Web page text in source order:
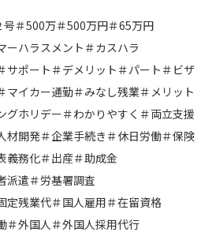
号＃500万＃500万円＃65万円
ーハラスメント ＃カスハラ
サポート ＃デメリット ＃パート ＃ビザ
マイカー通勤＃みなし残業＃メリット
グホリデー＃わかりやすく ＃両立支援
材開発＃企業手続き ＃休日労働＃保険
義務化＃出産＃助成金
派遣＃労基署調査
定残業代＃国人雇用＃在留資格
＃外国人＃外国人採用代行